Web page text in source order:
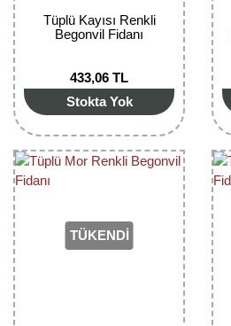
Tüplü Kayısı Renkli
Begonvil Fidanı
433,06 TL
Stokta Yok
TÜKENDİ
Nar Fidanı
Narenciye Fidanları
Nektarin Fidanı
Papaya Fidanı
Pitaya Fidanı